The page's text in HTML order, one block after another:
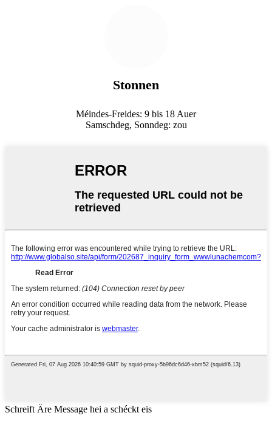
Stonnen
Méindes-Freides: 9 bis 18 Auer
Samschdeg, Sonndeg: zou
Schreift Äre Message hei a schéckt eis